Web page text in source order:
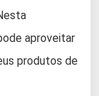
aproveitar
produtos de